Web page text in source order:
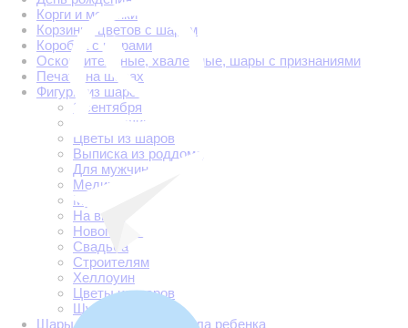
Корги и мопсики
Корзинки цветов с шаром
Коробка с шарами
Оскорбительные, хвалебные, шары с признаниями
Печать на шарах
Фигуры из шаров
1 сентября
Для женщин
Цветы из шаров
Выписка из роддома
Для мужчин
Медицинские
Мультгерои
На выпускной
Новогодние
Свадьба
Строителям
Хеллоуин
Цветы из шаров
Шуточные
Шары на определение пола ребенка